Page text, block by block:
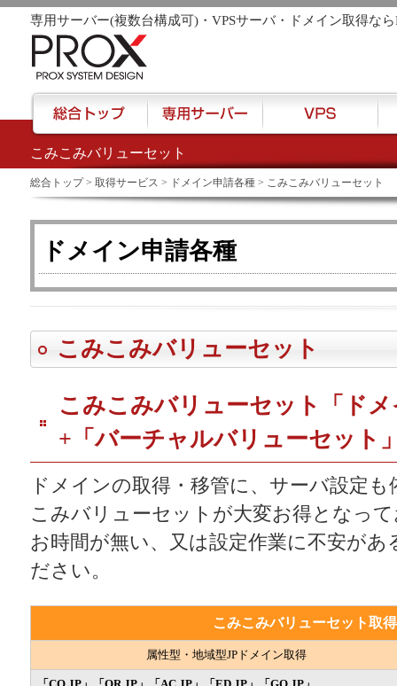
こみこみバリューセット
専用サーバー(複数台構成可)・VPSサーバ・ドメイン取得な
総合トップ> 取得サービス > ドメイン申請各種> こみこみバリューセット
ドメイン申請各種
こみこみバリューセット
こみこみバリューセット「ド
+「バーチャルバリューセット
ドメインの取得・移管に、サーバ設定
こみバリューセットが大変お得となっ
お時間が無い、又は設定作業に不安があ
ださい。
こみこみバリューセット取
属性型・地域型JPドメイン取得
href="/">